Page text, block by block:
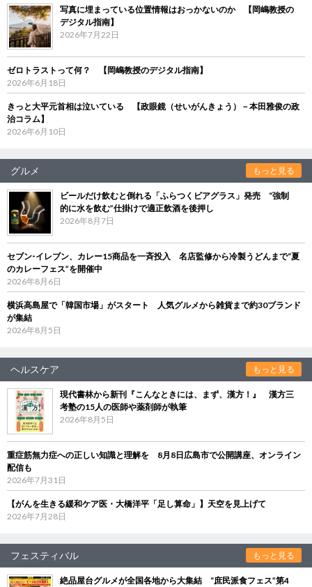
写真に埋まっている位置情報はおっかないのか 【岡嶋教授の
デジタル指南】
2026年7月22日
ゼロトラストって何？ 【岡嶋教授のデジタル指南】
2026年6月18日
きっと大平元首相は泣いている 【政眼鏡（せいがんきょう）－本田雅俊の政
治コラム】
2026年6月10日
グルメ もっと見る
ビールだけ飲むと倒れる「ふらつくビアグラス」発売 “強制
的に水を飲む”仕掛けで適正飲酒を後押し
2026年8月7日
セブン‐イレブン、カレー15商品を一斉投入 名店監修から冷製うどんまで“夏
のカレーフェス”を開催中
2026年8月6日
横浜高島屋で「韓国市場」がスタート 人気グルメから雑貨まで約30ブランド
が集結
2026年8月5日
ヘルスケア もっと見る
現代書林から新刊『こんなときには、まず、漢方！』 漢方三
考塾の15人の医師や薬剤師が執筆
2026年8月5日
重症筋無力症への正しい知識と理解を 8月8日広島市で公開講座、オンライン
配信も
2026年7月31日
【がんを生きる緩和ケア医・大橋洋平「足し算命」】天空を見上げて
2026年7月28日
フェスティバル もっと見る
絶品屋台グルメが全国各地から大集結 “庶民派食フェス”第4